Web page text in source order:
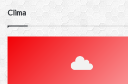
Clima